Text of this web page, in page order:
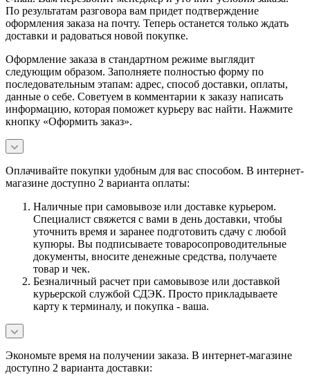
По результатам разговора вам придет подтверждение
оформления заказа на почту. Теперь останется только ждать
доставки и радоваться новой покупке.
Оформление заказа в стандартном режиме выглядит
следующим образом. Заполняете полностью форму по
последовательным этапам: адрес, способ доставки, оплаты,
данные о себе. Советуем в комментарии к заказу написать
информацию, которая поможет курьеру вас найти. Нажмите
кнопку «Оформить заказ».
Оплачивайте покупки удобным для вас способом. В интернет-
магазине доступно 2 варианта оплаты:
Наличные при самовывозе или доставке курьером.
Специалист свяжется с вами в день доставки, чтобы
уточнить время и заранее подготовить сдачу с любой
купюры. Вы подписываете товаросопроводительные
документы, вносите денежные средства, получаете
товар и чек.
Безналичный расчет при самовывозе или доставкой
курьерской службой СДЭК. Просто прикладываете
карту к терминалу, и покупка - ваша.
Экономьте время на получении заказа. В интернет-магазине
доступно 2 варианта доставки: